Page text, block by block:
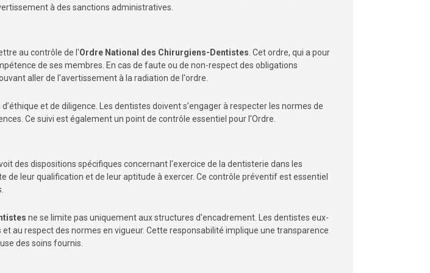
à des sanctions administratives.
au contrôle de l'Ordre National des Chirurgiens-Dentistes . Cet ordre, qui a pour
de ses membres. En cas de faute ou de non-respect des obligations
aller de l'avertissement à la radiation de l'ordre.
et de diligence. Les dentistes doivent s’engager à respecter les normes de
Ce suivi est également un point de contrôle essentiel pour l'Ordre.
des dispositions spécifiques concernant l'exercice de la dentisterie dans les
de leur qualification et de leur aptitude à exercer. Ce contrôle préventif est essentiel
ne se limite pas uniquement aux structures d'encadrement. Les dentistes eux-
au respect des normes en vigueur. Cette responsabilité implique une transparence
des soins fournis.